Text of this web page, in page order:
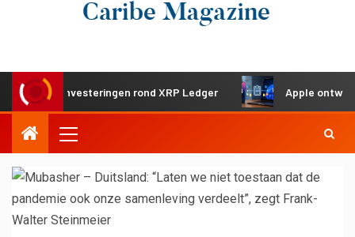
investeringen rond XRP Ledger Apple ontwikkelt